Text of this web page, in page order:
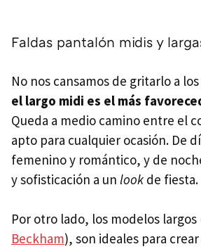
Faldas pantalón midis y
No nos cansamos de gritarlo a
el largo midi es el más
Queda a medio camino entre el
apto para cualquier ocasión. De
femenino y romántico, y de
y sofisticación a un look de fiesta.
Por otro lado, los modelos largos
Beckham), son ideales para